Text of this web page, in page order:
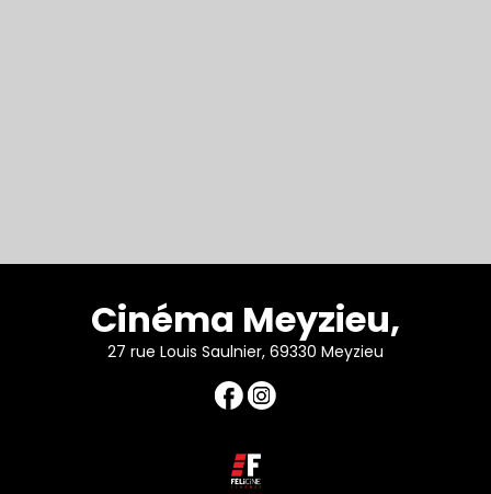
Cinéma Meyzieu,
27 rue Louis Saulnier, 69330 Meyzieu